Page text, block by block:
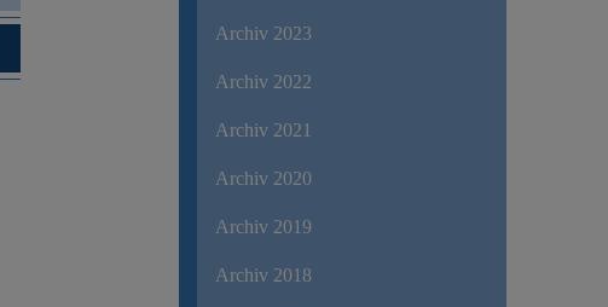
Archiv 2023
Archiv 2022
Archiv 2021
Archiv 2020
Archiv 2019
Archiv 2018